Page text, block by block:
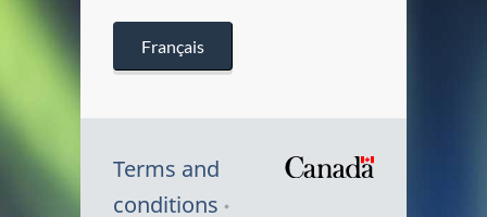
Français
Terms and
conditions